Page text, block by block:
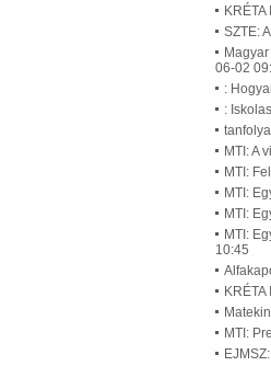
SZTE:
06-02
:
:
MTI: A
MTI:
MTI:
MTI:
MTI:
10:45
MTI: